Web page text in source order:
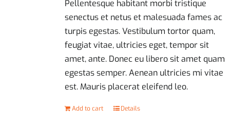
Pellentesque habitant morbi tristique
senectus et netus et malesuada fames ac
turpis egestas. Vestibulum tortor quam,
feugiat vitae, ultricies eget, tempor sit
amet, ante. Donec eu libero sit amet quam
egestas semper. Aenean ultricies mi vitae
est. Mauris placerat eleifend leo.
Add to cart Details